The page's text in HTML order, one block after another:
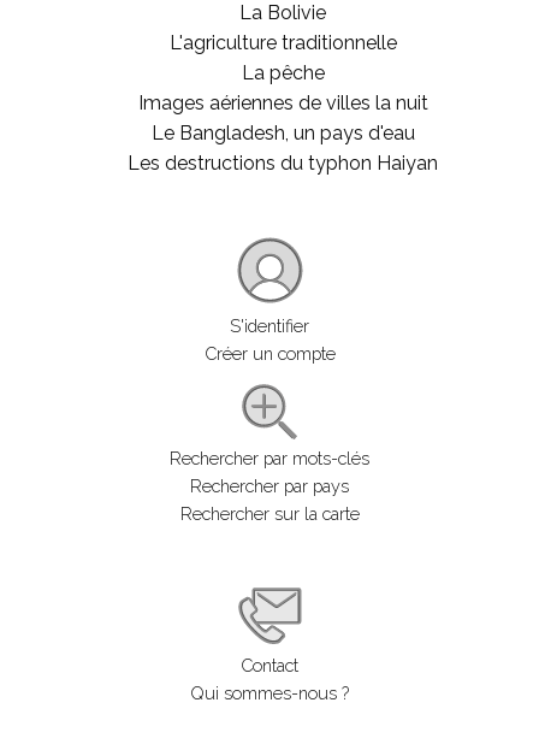
La Bolivie
L'agriculture traditionnelle
La pêche
Images aériennes de villes la nuit
Le Bangladesh, un pays d'eau
Les destructions du typhon Haiyan
S'identifier
Créer un compte
Rechercher par mots-clés
Rechercher par pays
Rechercher sur la carte
Contact
Qui sommes-nous ?